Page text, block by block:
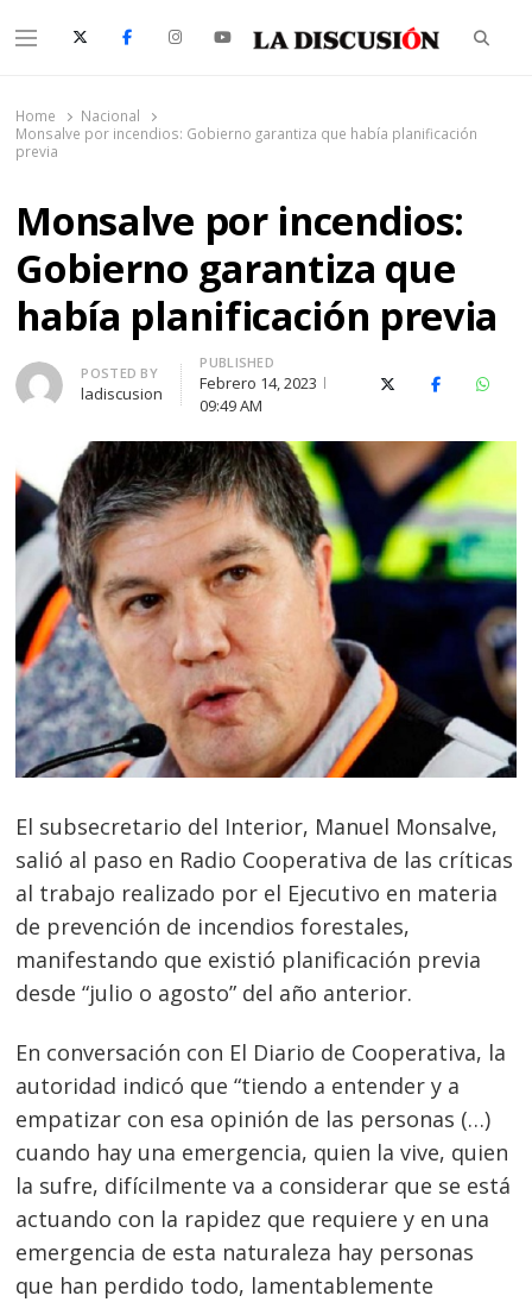
Menu
Home
Nacional
Monsalve por incendios: Gobierno garantiza que había planificación
previa
Monsalve por incendios:
Gobierno garantiza que
había planificación previa
Author
POSTED BY
ladiscusion
PUBLISHED
Febrero 14, 2023
09:49 AM
X (Twitter)Facebook
El subsecretario del Interior, Manuel Monsalve,
salió al paso en Radio Cooperativa de las críticas
al trabajo realizado por el Ejecutivo en materia
de prevención de incendios forestales,
manifestando que existió planificación previa
desde “julio o agosto” del año anterior.
En conversación con El Diario de Cooperativa, la
autoridad indicó que “tiendo a entender y a
empatizar con esa opinión de las personas (…)
cuando hay una emergencia, quien la vive, quien
la sufre, difícilmente va a considerar que se está
actuando con la rapidez que requiere y en una
emergencia de esta naturaleza hay personas
que han perdido todo, lamentablemente